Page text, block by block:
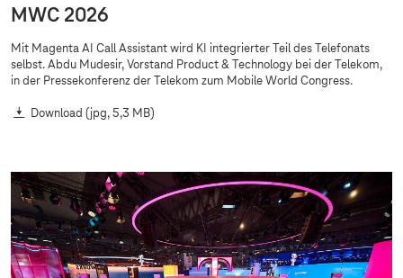
MWC 2026
Mit Magenta AI Call Assistant wird KI integrierter Teil des Telefonats
selbst. Abdu Mudesir, Vorstand Product & Technology bei der Telekom,
in der Pressekonferenz der Telekom zum Mobile World Congress.
Download (jpg, 5,3 MB)